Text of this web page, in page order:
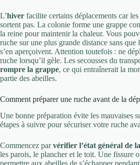
L’hiver facilite certains déplacements car
sortent pas. La colonie forme une grappe
la reine pour maintenir la chaleur. Vous
ruche sur une plus grande distance sans que
s’en aperçoivent. Attention toutefois : ne
ruche lorsqu’il gèle. Les secousses du
rompre la grappe, ce qui entraînerait la
partie des abeilles.
Comment préparer une ruche avant de la
Une bonne préparation évite les mauvaises
étapes à suivre pour sécuriser votre ruche
Commencez parvérifier l’état général de
les parois, le plancher et le toit. Une fissure